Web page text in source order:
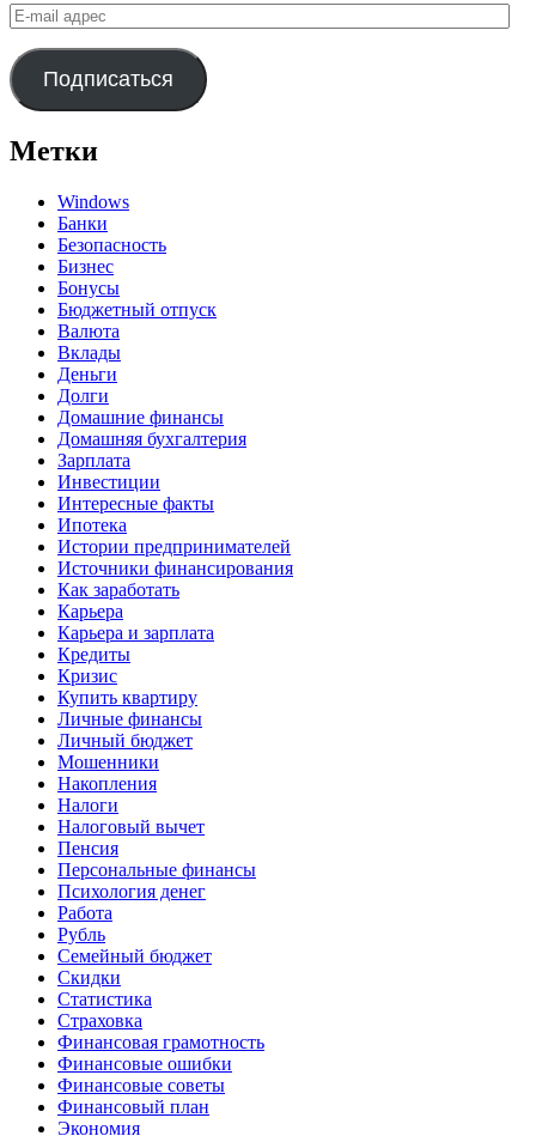
E-
mail
адрес
Подписаться
Метки
Windows
Банки
Безопасность
Бизнес
Бонусы
Бюджетный отпуск
Валюта
Вклады
Деньги
Долги
Домашние финансы
Домашняя бухгалтерия
Зарплата
Инвестиции
Интересные факты
Ипотека
Истории предпринимателей
Источники финансирования
Как заработать
Карьера
Карьера и зарплата
Кредиты
Кризис
Купить квартиру
Личные финансы
Личный бюджет
Мошенники
Накопления
Налоги
Налоговый вычет
Пенсия
Персональные финансы
Психология денег
Работа
Рубль
Семейный бюджет
Скидки
Статистика
Страховка
Финансовая грамотность
Финансовые ошибки
Финансовые советы
Финансовый план
Экономия